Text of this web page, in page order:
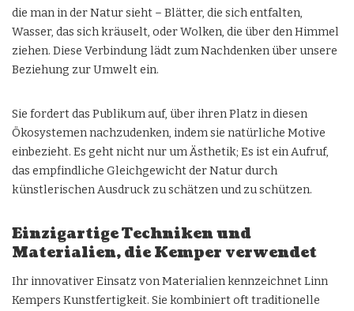
die man in der Natur sieht – Blätter, die sich entfalten,
Wasser, das sich kräuselt, oder Wolken, die über den Himmel
ziehen. Diese Verbindung lädt zum Nachdenken über unsere
Beziehung zur Umwelt ein.
Sie fordert das Publikum auf, über ihren Platz in diesen
Ökosystemen nachzudenken, indem sie natürliche Motive
einbezieht. Es geht nicht nur um Ästhetik; Es ist ein Aufruf,
das empfindliche Gleichgewicht der Natur durch
künstlerischen Ausdruck zu schätzen und zu schützen.
Einzigartige Techniken und
Materialien, die Kemper verwendet
Ihr innovativer Einsatz von Materialien kennzeichnet Linn
Kempers Kunstfertigkeit. Sie kombiniert oft traditionelle